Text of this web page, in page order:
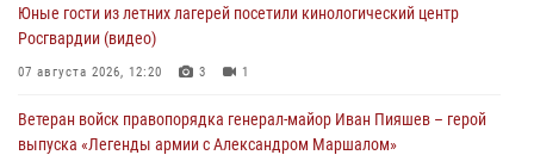
Юные гости из летних лагерей посетили кинологический центр
Росгвардии (видео)
07 августа 2026, 12:20 3 1
Ветеран войск правопорядка генерал-майор Иван Пияшев – герой
выпуска «Легенды армии с Александром Маршалом»